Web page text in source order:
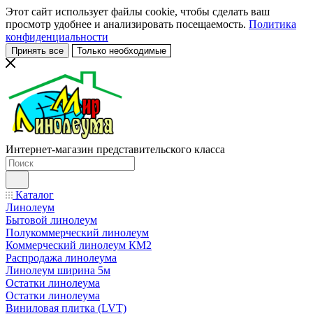
Этот сайт использует файлы cookie, чтобы сделать ваш
просмотр удобнее и анализировать посещаемость. Политика
конфиденциальности
Принять все Только необходимые
Интернет-магазин представительского класса
Каталог
Линолеум
Бытовой линолеум
Полукоммерческий линолеум
Коммерческий линолеум КМ2
Распродажа линолеума
Линолеум ширина 5м
Остатки линолеума
Остатки линолеума
Виниловая плитка (LVT)